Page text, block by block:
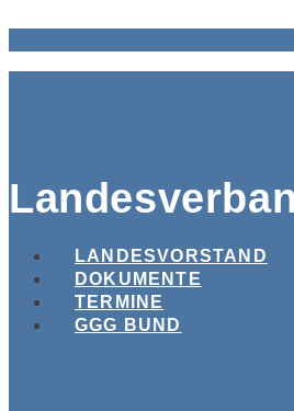
LANDESVORSTAND
DOKUMENTE
TERMINE
GGG BUND